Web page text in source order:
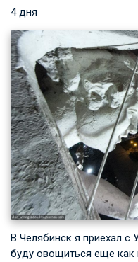
4 дня
В Челябинск я приехал
буду овощиться еще как